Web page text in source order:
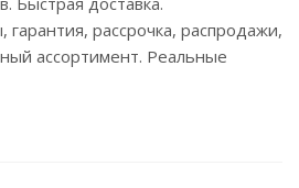
рассрочка, распродажи,
ассортимент. Реальные